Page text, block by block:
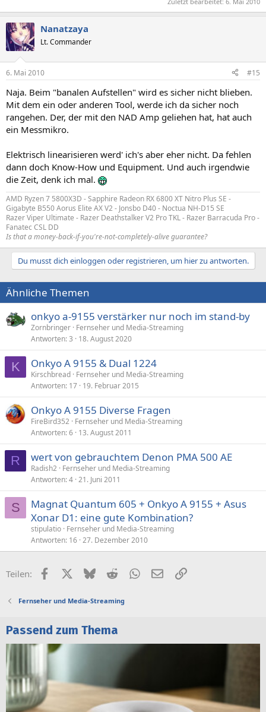
Nanatzaya
Lt. Commander
6. Mai 2010 #15
Naja. Beim "banalen Aufstellen" wird es sicher nicht blieben.
Mit dem ein oder anderen Tool, werde ich da sicher noch
rangehen. Der, der mit den NAD Amp geliehen hat, hat auch
ein Messmikro.
Elektrisch linearisieren werd' ich's aber eher nicht. Da fehlen
dann doch Know-How und Equipment. Und auch irgendwie
die Zeit, denk ich mal.
AMD Ryzen 7 5800X3D - Sapphire Radeon RX 6800 XT Nitro Plus SE -
Gigabyte B550 Aorus Elite AX V2 - Jonsbo D40 - Noctua NH-D15 SE
Razer Viper Ultimate - Razer Deathstalker V2 Pro TKL - Razer Barracuda Pro -
Fanatec CSL DD
Is that a money-back-if-you're-not-completely-alive guarantee?
Du musst dich einloggen oder registrieren, um hier zu antworten.
Ähnliche Themen
onkyo a-9155 verstärker nur noch im stand-by
Zornbringer Fernseher und Media-Streaming
Antworten 3 18. August 2020
K Onkyo A 9155 & Dual 1224
Kirschbread Fernseher und Media-Streaming
Antworten 17 19. Februar 2015
Onkyo A 9155 Diverse Fragen
FireBird352 Fernseher und Media-Streaming
Antworten 6 13. August 2011
R wert von gebrauchtem Denon PMA 500 AE
Radish2 Fernseher und Media-Streaming
Antworten 4 21. Juni 2011
S
Magnat Quantum 605 + Onkyo A 9155 + Asus
Xonar D1: eine gute Kombination?
stipulatio Fernseher und Media-Streaming
Antworten 16 27. Dezember 2010
Teilen: FacebookX (Twitter)
BlueskyRedditWhatsApp
E-MailLink
Fernseher und Media-Streaming
Passend zum Thema